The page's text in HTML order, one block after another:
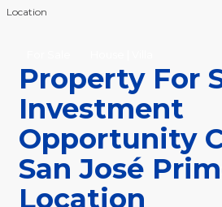
Location
Property For
Investment
Opportunity
San José
Location